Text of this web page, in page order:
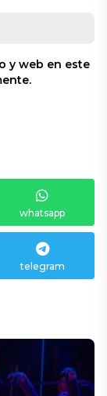
y web en este
whatsapp
telegram